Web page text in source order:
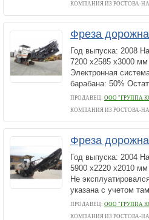
КОМПАНИЯ ИЗ РОСТОВА-
Фреза
Год выпуска: 2008
7200 х2585 х3000
Электронная
барабана: 50%
ПРОДАВЕЦ: ООО "ГРУППА
КОМПАНИЯ ИЗ РОСТОВА-
Фреза
Год выпуска: 2004
5900 х2220 х2010
Не
указана с учетом
ПРОДАВЕЦ: ООО "ГРУППА
КОМПАНИЯ ИЗ РОСТОВА-